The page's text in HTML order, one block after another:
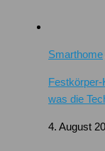
Smarthome
Festkörper-
was die
4. August